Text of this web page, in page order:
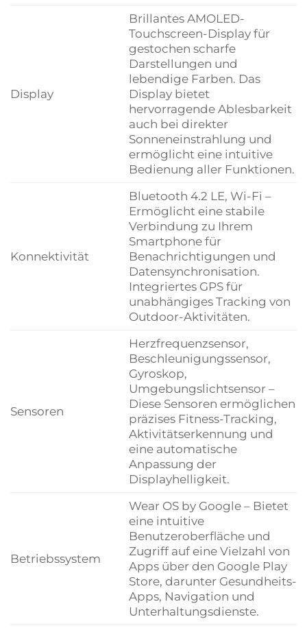
Display
Brillantes AMOLED-
Touchscreen-Display für
gestochen scharfe
Darstellungen und
lebendige Farben. Das
Display bietet
hervorragende Ablesbarkeit
auch bei direkter
Sonneneinstrahlung und
ermöglicht eine intuitive
Bedienung aller Funktionen.
Konnektivität
Bluetooth 4.2 LE, Wi-Fi –
Ermöglicht eine stabile
Verbindung zu Ihrem
Smartphone für
Benachrichtigungen und
Datensynchronisation.
Integriertes GPS für
unabhängiges Tracking von
Outdoor-Aktivitäten.
Sensoren
Herzfrequenzsensor,
Beschleunigungssensor,
Gyroskop,
Umgebungslichtsensor –
Diese Sensoren ermöglichen
präzises Fitness-Tracking,
Aktivitätserkennung und
eine automatische
Anpassung der
Displayhelligkeit.
Betriebssystem
Wear OS by Google – Bietet
eine intuitive
Benutzeroberfläche und
Zugriff auf eine Vielzahl von
Apps über den Google Play
Store, darunter Gesundheits-
Apps, Navigation und
Unterhaltungsdienste.